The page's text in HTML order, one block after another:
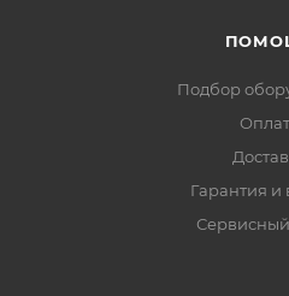
Подбор
Гарантия и